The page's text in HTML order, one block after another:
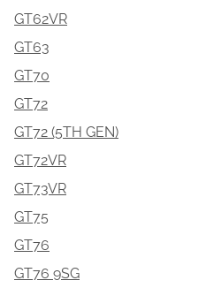
GT62VR
GT63
GT70
GT72
GT72 (5TH GEN)
GT72VR
GT73VR
GT75
GT76
GT76 9SG